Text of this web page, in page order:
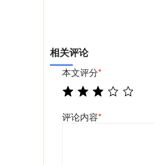
相关评论
本文评分*
评论内容*